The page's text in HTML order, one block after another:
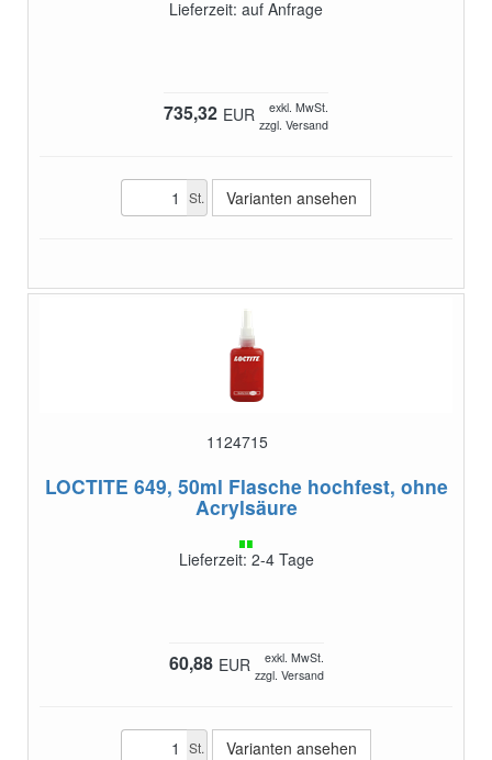
Lieferzeit: auf Anfrage
735,32 EUR
exkl. MwSt.
zzgl. Versand
St. Varianten ansehen
1124715
LOCTITE 649, 50ml Flasche hochfest, ohne
Acrylsäure
Lieferzeit: 2-4 Tage
60,88 EUR
exkl. MwSt.
zzgl. Versand
St. Varianten ansehen